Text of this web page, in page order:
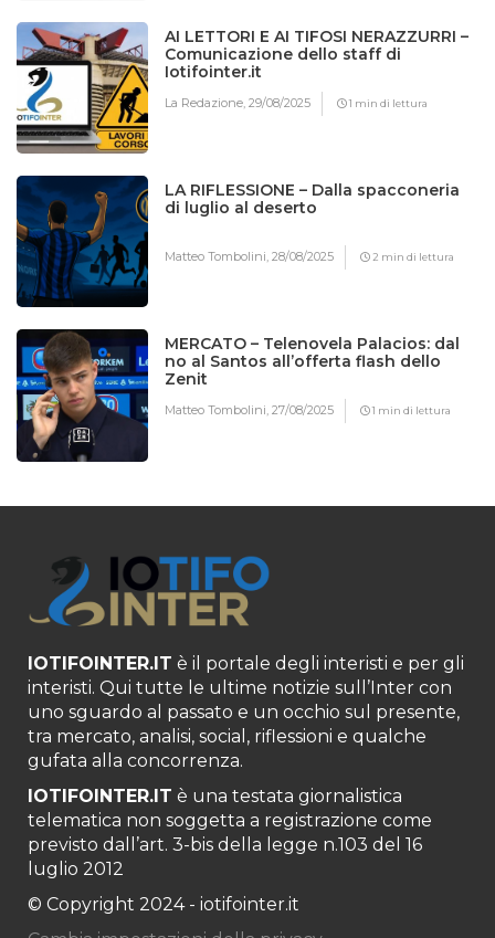
AI LETTORI E AI TIFOSI NERAZZURRI –
Comunicazione dello staff di
Iotifointer.it
La Redazione,29/08/2025 1 min di lettura
LA RIFLESSIONE – Dalla spacconeria
di luglio al deserto
Matteo Tombolini,28/08/2025 2 min di lettura
MERCATO – Telenovela Palacios: dal
no al Santos all’offerta flash dello
Zenit
Matteo Tombolini,27/08/2025 1 min di lettura
IOTIFOINTER.IT è il portale degli interisti e per gli
interisti. Qui tutte le ultime notizie sull’Inter con
uno sguardo al passato e un occhio sul presente,
tra mercato, analisi, social, riflessioni e qualche
gufata alla concorrenza.
IOTIFOINTER.IT è una testata giornalistica
telematica non soggetta a registrazione come
previsto dall’art. 3-bis della legge n.103 del 16
luglio 2012
© Copyright 2024 - iotifointer.it